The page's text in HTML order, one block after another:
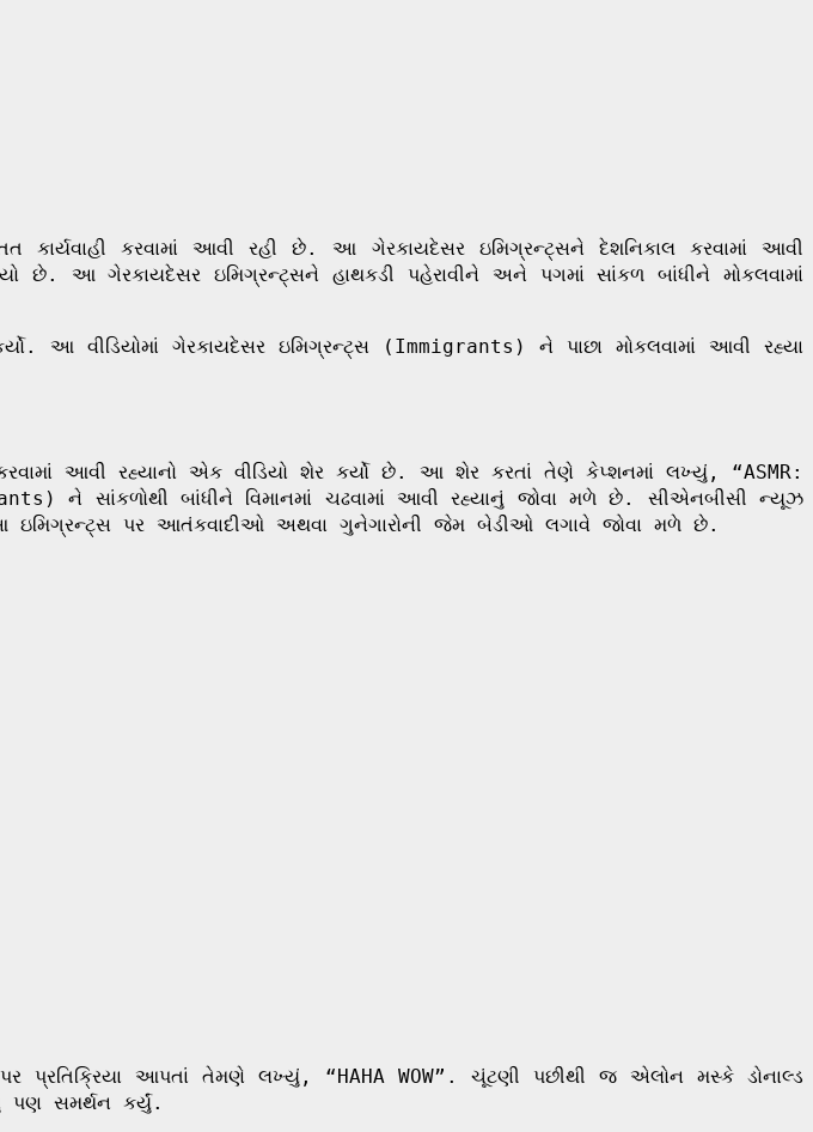
કાર્યવાહી કરવામાં આવી રહી છે. આ ગેરકાયદેસર ઇમિગ્રન્ટ્સને દેશનિકાલ કરવામાં આવી
છે. આ ગેરકાયદેસર ઇમિગ્રન્ટ્સને હાથકડી પહેરાવીને અને પગમાં સાંકળ બાંધીને મોકલવામાં
આ વીડિયોમાં ગેરકાયદેસર ઇમિગ્રન્ટ્સ (Immigrants) ને પાછા મોકલવામાં આવી રહ્યા
આવી રહ્યાનો એક વીડિયો શેર કર્યો છે. આ શેર કરતાં તેણે કેપ્શનમાં લખ્યું, “ASMR:
ને સાંકળોથી બાંધીને વિમાનમાં ચઢવામાં આવી રહ્યાનું જોવા મળે છે. સીએનબીસી ન્યૂઝ
પર આતંકવાદીઓ અથવા ગુનેગારોની જેમ બેડીઓ લગાવે જોવા મળે છે.
આપતાં તેમણે લખ્યું, “HAHA WOW”. ચૂંટણી પછીથી જ એલોન મસ્કે ડોનાલ્ડ
પણ સમર્થન કર્યું.